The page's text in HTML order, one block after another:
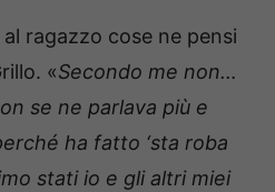
ragazzo cose ne pensi
«Secondo me non…
se ne parlava più e
ha fatto ‘sta roba
stati io e gli altri miei